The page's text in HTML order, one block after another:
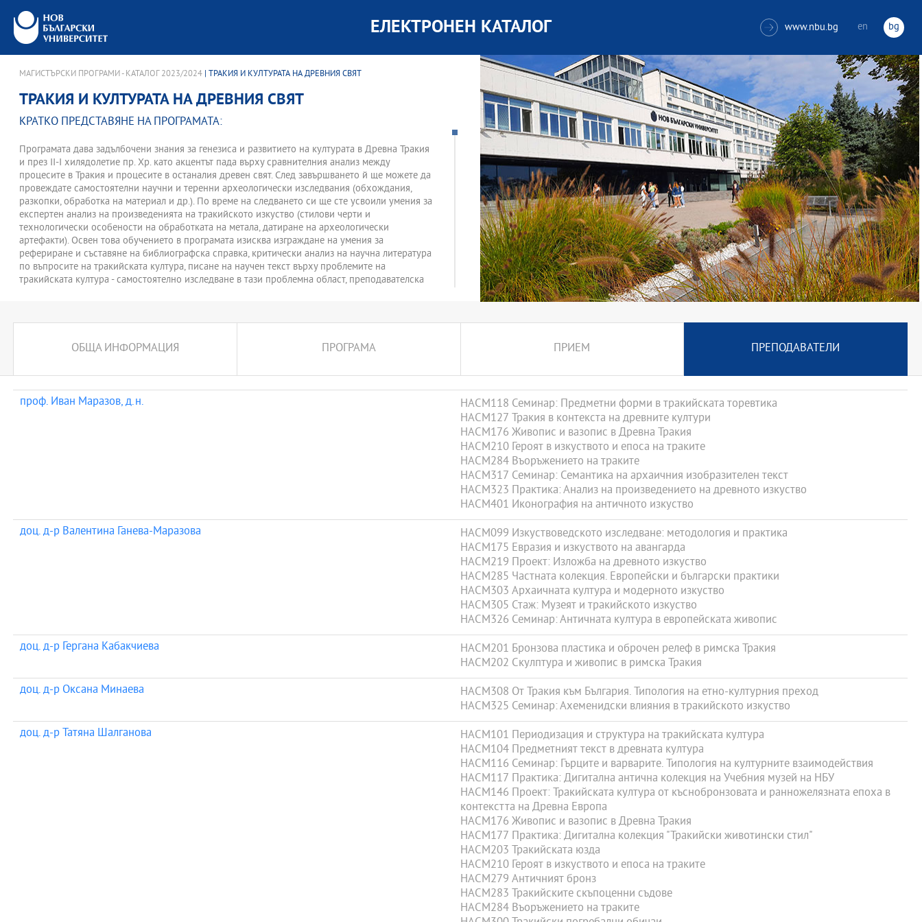
ЕЛЕКТРОНЕН КАТАЛОГ  www.nbu.bg en bg
МАГИСТЪРСКИ ПРОГРАМИ - КАТАЛОГ 2023/2024 | ТРАКИЯ И КУЛТУРАТА НА ДРЕВНИЯ СВЯТ
ТРАКИЯ И КУЛТУРАТА НА ДРЕВНИЯ СВЯТ
КРАТКО ПРЕДСТАВЯНЕ НА ПРОГРАМАТА:
Програмата дава задълбочени знания за генезиса и развитието на културата в Древна Тракия
и през ІІ-І хилядолетие пр. Хр. като акцентът пада върху сравнителния анализ между
процесите в Тракия и процесите в останалия древен свят. След завършването й ще можете да
провеждате самостоятелни научни и теренни археологически изследвания (обхождания,
разкопки, обработка на материал и др.). По време на следването си ще сте усвоили умения за
експертен анализ на произведенията на тракийското изкуство (стилови черти и
технологически особености на обработката на метала, датиране на археологически
артефакти). Освен това обучението в програмата изисква изграждане на умения за
рефериране и съставяне на библиографска справка, критически анализ на научна литература
по въпросите на тракийската култура, писане на научен текст върху проблемите на
тракийската култура - самостоятелно изследване в тази проблемна област, преподавателска
ОБЩА ИНФОРМАЦИЯ ПРОГРАМА ПРИЕМ ПРЕПОДАВАТЕЛИ
проф. Иван Маразов, д.н.
HACM118 Семинар: Предметни форми в тракийската торевтика
HACM127 Тракия в контекста на древните култури
HACM176 Живопис и вазопис в Древна Тракия
HACM210 Героят в изкуството и епоса на траките
HACM284 Въоръжението на траките
HACM317 Семинар: Семантика на архаичния изобразителен текст
HACM323 Практика: Анализ на произведението на древното изкуство
HACM401 Иконография на античното изкуство
доц. д-р Валентина Ганева-Маразова
HACM099 Изкуствоведското изследване: методология и практика
HACM175 Евразия и изкуството на авангарда
HACM219 Проект: Изложба на древното изкуство
HACM285 Частната колекция. Европейски и български практики
HACM303 Архаичната култура и модерното изкуство
HACM305 Стаж: Музеят и тракийското изкуство
HACM326 Семинар: Античната култура в европейската живопис
доц. д-р Гергана Кабакчиева
HACM201 Бронзова пластика и оброчен релеф в римска Тракия
HACM202 Скулптура и живопис в римска Тракия
доц. д-р Оксана Минаева
HACM308 От Тракия към България. Типология на етно-културния преход
HACM325 Семинар: Ахеменидски влияния в тракийското изкуство
доц. д-р Татяна Шалганова
HACM101 Периодизация и структура на тракийската култура
HACM104 Предметният текст в древната култура
HACM116 Семинар: Гърците и варварите. Типология на културните взаимодействия
HACM117 Практика: Дигитална антична колекция на Учебния музей на НБУ
HACM146 Проект: Тракийската култура от къснобронзовата и ранножелязната епоха в
контекстта на Древна Европа
HACM176 Живопис и вазопис в Древна Тракия
HACM177 Практика: Дигитална колекция "Тракийски животински стил"
HACM203 Тракийската юзда
HACM210 Героят в изкуството и епоса на траките
HACM279 Античният бронз
HACM283 Тракийските скъпоценни съдове
HACM284 Въоръжението на траките